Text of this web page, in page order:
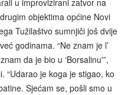
objektima općine Novi
Tužilaštvo sumnjiči još dvije
godinama. “Ne znam je l’
da je bio u ‘Borsalinu'”,
“Udarao je koga je stigao, ko
Sjećam se, pošli smo u